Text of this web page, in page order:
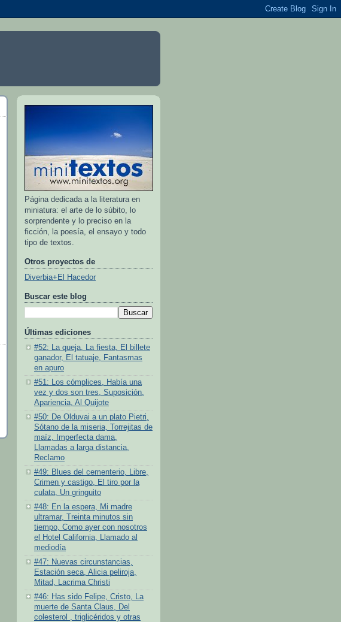
Página dedicada a la literatura en
miniatura: el arte de lo súbito, lo
sorprendente y lo preciso en la
ficción, la poesía, el ensayo y todo
tipo de textos.
Otros proyectos de
Diverbia+El Hacedor
Buscar este blog
Últimas ediciones
#52: La queja, La fiesta, El billete
ganador, El tatuaje, Fantasmas
en apuro
#51: Los cómplices, Había una
vez y dos son tres, Suposición,
Apariencia, Al Quijote
#50: De Olduvai a un plato Pietri,
Sótano de la miseria, Torrejitas de
maíz, Imperfecta dama,
Llamadas a larga distancia,
Reclamo
#49: Blues del cementerio, Libre,
Crimen y castigo, El tiro por la
culata, Un gringuito
#48: En la espera, Mi madre
ultramar, Treinta minutos sin
tiempo, Como ayer con nosotros
el Hotel California, Llamado al
mediodía
#47: Nuevas circunstancias,
Estación seca, Alicia peliroja,
Mitad, Lacrima Christi
#46: Has sido Felipe, Cristo, La
muerte de Santa Claus, Del
colesterol , triglicéridos y otras